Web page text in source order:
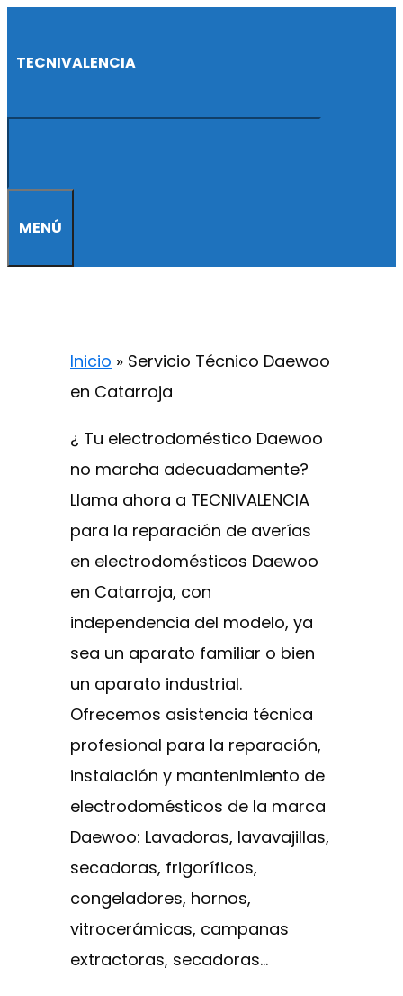
alTECNIVALENCIA
MENÚ
Inicio » Servicio Técnico Daewoo
en Catarroja
¿ Tu electrodoméstico Daewoo
no marcha adecuadamente?
Llama ahora a TECNIVALENCIA
para la reparación de averías
en electrodomésticos Daewoo
en Catarroja, con
independencia del modelo, ya
sea un aparato familiar o bien
un aparato industrial.
Ofrecemos asistencia técnica
profesional para la reparación,
instalación y mantenimiento de
electrodomésticos de la marca
Daewoo: Lavadoras, lavavajillas,
secadoras, frigoríficos,
congeladores, hornos,
vitrocerámicas, campanas
extractoras, secadoras…